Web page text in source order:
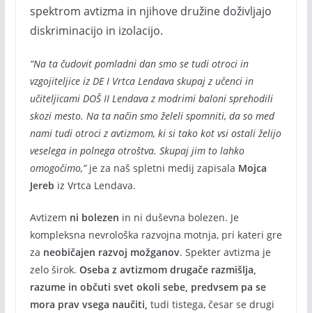
spektrom avtizma in njihove družine doživljajo
diskriminacijo in izolacijo.
“Na ta čudovit pomladni dan smo se tudi otroci in
vzgojiteljice iz DE I Vrtca Lendava skupaj z učenci in
učiteljicami DOŠ II Lendava z modrimi baloni sprehodili
skozi mesto. Na ta način smo želeli spomniti, da so med
nami tudi otroci z avtizmom, ki si tako kot vsi ostali želijo
veselega in polnega otroštva. Skupaj jim to lahko
omogočimo,”je za naš spletni medij zapisala Mojca
Jereb iz Vrtca Lendava.
Avtizem ni bolezen in ni duševna bolezen. Je
kompleksna nevrološka razvojna motnja, pri kateri gre
za neobičajen razvoj možganov. Spekter avtizma je
zelo širok. Oseba z avtizmom drugače razmišlja,
razume in občuti svet okoli sebe, predvsem pa se
mora prav vsega naučiti, tudi tistega, česar se drugi